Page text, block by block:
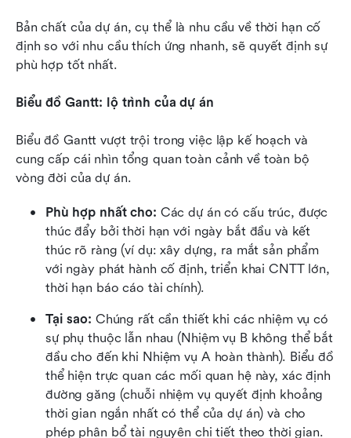
Bản chất của dự án, cụ thể là nhu cầu về thời hạn cố
định so với nhu cầu thích ứng nhanh, sẽ quyết định sự
phù hợp tốt nhất.
Biểu đồ Gantt: lộ trình của dự án
Biểu đồ Gantt vượt trội trong việc lập kế hoạch và
cung cấp cái nhìn tổng quan toàn cảnh về toàn bộ
vòng đời của dự án.
Phù hợp nhất cho: Các dự án có cấu trúc, được
thúc đẩy bởi thời hạn với ngày bắt đầu và kết
thúc rõ ràng (ví dụ: xây dựng, ra mắt sản phẩm
với ngày phát hành cố định, triển khai CNTT lớn,
thời hạn báo cáo tài chính).
Tại sao: Chúng rất cần thiết khi các nhiệm vụ có
sự phụ thuộc lẫn nhau (Nhiệm vụ B không thể bắt
đầu cho đến khi Nhiệm vụ A hoàn thành). Biểu đồ
thể hiện trực quan các mối quan hệ này, xác định
đường găng (chuỗi nhiệm vụ quyết định khoảng
thời gian ngắn nhất có thể của dự án) và cho
phép phân bổ tài nguyên chi tiết theo thời gian.